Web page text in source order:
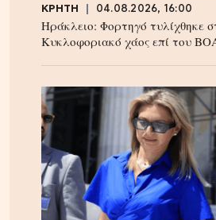
ΚΡΗΤΗ 04.08.2026, 16:00
Ηράκλειο: Φορτηγό τυλίχθηκε
Κυκλοφοριακό χάος επί του